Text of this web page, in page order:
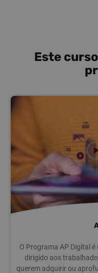
Este
O Programa AP Digital
dirigido aos
querem adquirir ou